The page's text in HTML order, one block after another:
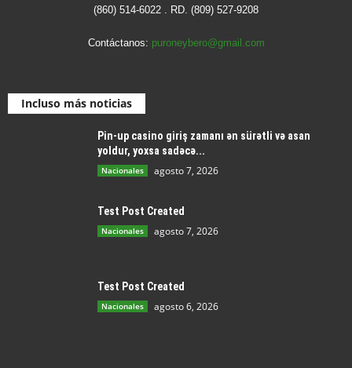
(860) 514-6022 . RD. (809) 527-9208
Contáctanos: puroneybero@gmail.com
Incluso más noticias
Pin-up casino giriş zamanı ən sürətli və asan
yoldur, yoxsa sadəcə...
Nacionales agosto 7, 2026
Test Post Created
Nacionales agosto 7, 2026
Test Post Created
Nacionales agosto 6, 2026